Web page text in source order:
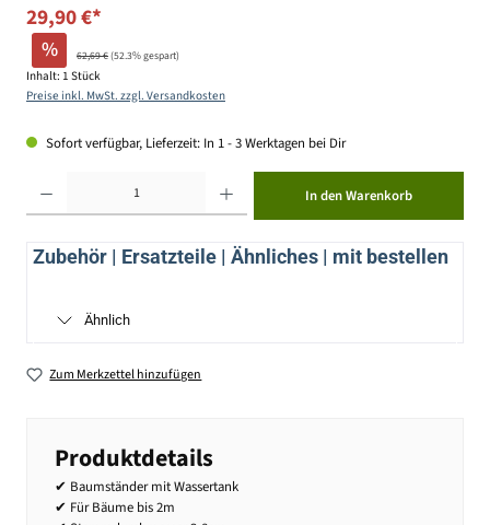
29,90 €*
% 62,69 €(52.3% gespart)
Inhalt: 1 Stück
Preise inkl. MwSt. zzgl. Versandkosten
Sofort verfügbar, Lieferzeit: In 1 - 3 Werktagen bei Dir
In den Warenkorb
Zubehör | Ersatzteile | Ähnliches | mit bestellen
Ähnlich
Zum Merkzettel hinzufügen
Produktdetails
✔ Baumständer mit Wassertank
✔ Für Bäume bis 2m